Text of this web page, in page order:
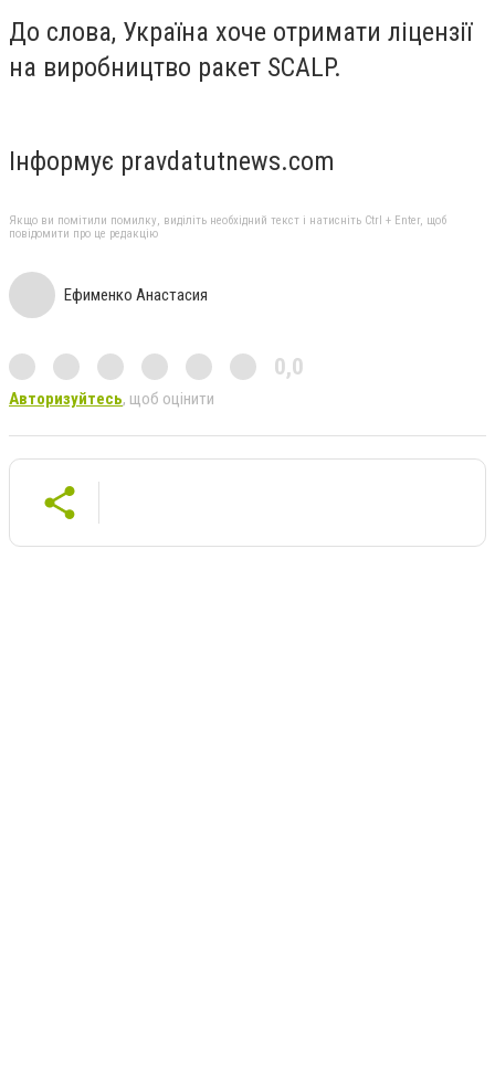
До слова, Україна хоче отримати ліцензії
на виробництво ракет SCALP.
Інформує pravdatutnews.com
Якщо ви помітили помилку, виділіть необхідний текст і натисніть Ctrl + Enter, щоб
повідомити про це редакцію
Ефименко Анастасия
0,0
Авторизуйтесь, щоб оцінити